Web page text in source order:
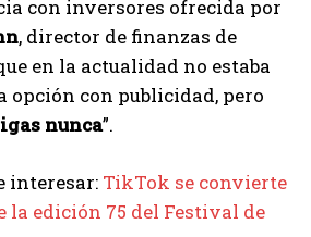
con inversores ofrecida por
, director de finanzas de
en la actualidad no estaba
opción con publicidad, pero
nunca”.
interesar: TikTok se convierte
la edición 75 del Festival de